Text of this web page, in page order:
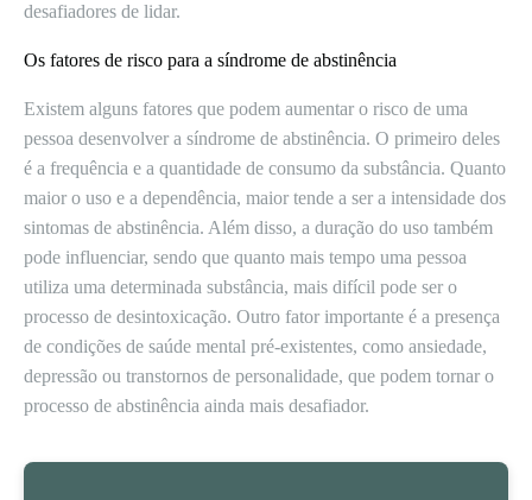
desafiadores de lidar.
Os fatores de risco para a síndrome de abstinência
Existem alguns fatores que podem aumentar o risco de uma
pessoa desenvolver a síndrome de abstinência. O primeiro deles
é a frequência e a quantidade de consumo da substância. Quanto
maior o uso e a dependência, maior tende a ser a intensidade dos
sintomas de abstinência. Além disso, a duração do uso também
pode influenciar, sendo que quanto mais tempo uma pessoa
utiliza uma determinada substância, mais difícil pode ser o
processo de desintoxicação. Outro fator importante é a presença
de condições de saúde mental pré-existentes, como ansiedade,
depressão ou transtornos de personalidade, que podem tornar o
processo de abstinência ainda mais desafiador.